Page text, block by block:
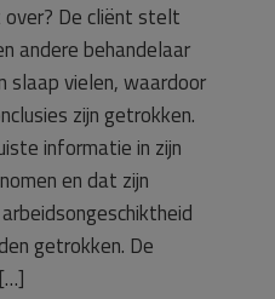
De cliënt stelt
andere behandelaar
slaap vielen, waardoor
zijn getrokken.
informatie in zijn
en dat zijn
getrokken. De